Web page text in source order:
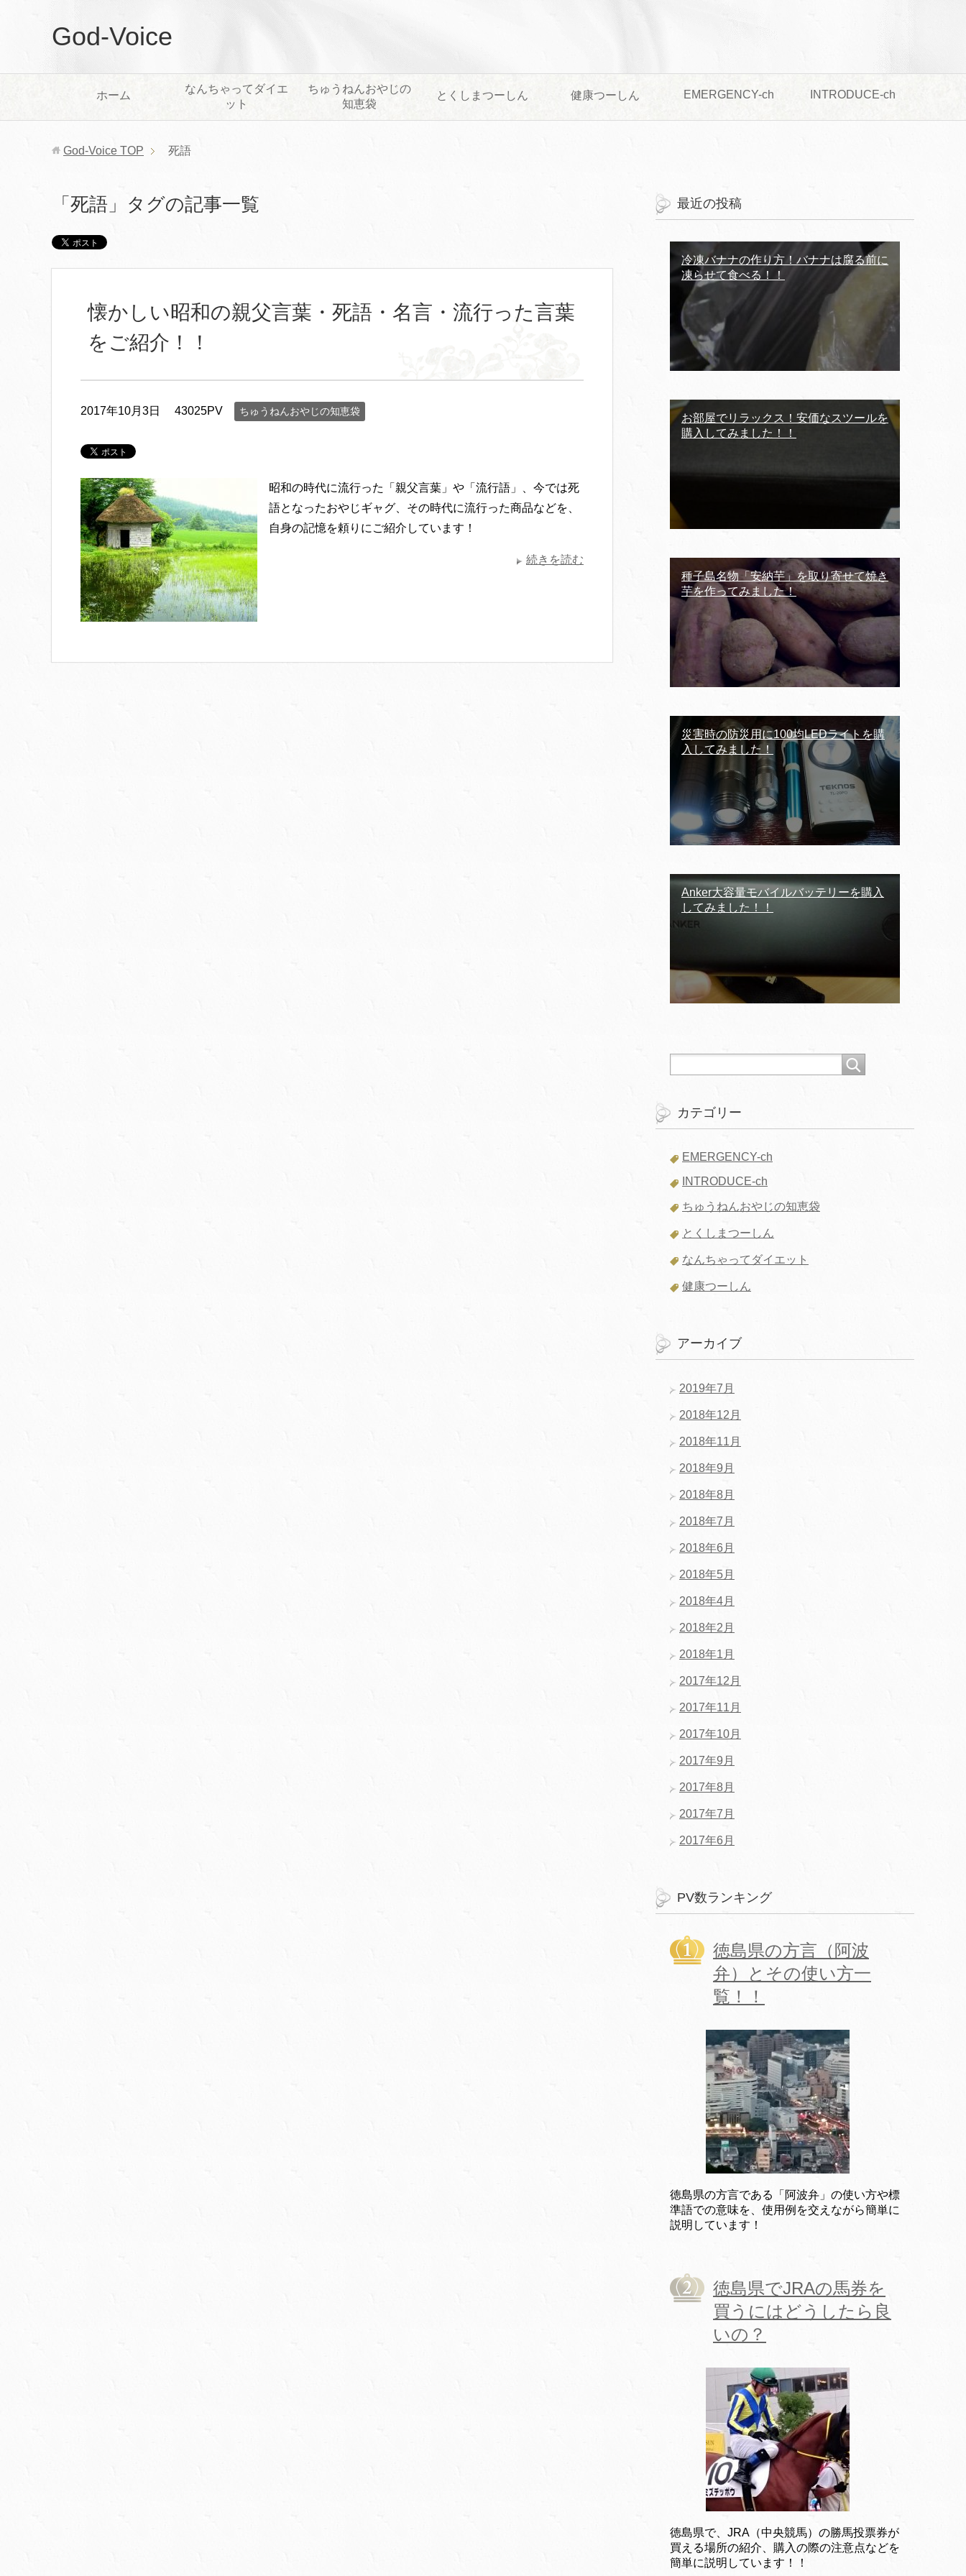
God-Voice
ホーム
なんちゃってダイエ
ット
ちゅうねんおやじの
知恵袋
とくしまつーしん 健康つーしん EMERGENCY-ch INTRODUCE-ch
God-Voice TOP 死語
「死語」タグの記事一覧
懐かしい昭和の親父言葉・死語・名言・流行った言葉
をご紹介！！
2017年10月3日 43025PV ちゅうねんおやじの知恵袋
昭和の時代に流行った「親父言葉」や「流行語」、今では死
語となったおやじギャグ、その時代に流行った商品などを、
自身の記憶を頼りにご紹介しています！
続きを読む
最近の投稿
冷凍バナナの作り方！バナナは腐る前に
凍らせて食べる！！
お部屋でリラックス！安価なスツールを
購入してみました！！
種子島名物「安納芋」を取り寄せて焼き
芋を作ってみました！
災害時の防災用に100均LEDライトを購
入してみました！
Anker大容量モバイルバッテリーを購入
してみました！！
カテゴリー
EMERGENCY-ch
INTRODUCE-ch
ちゅうねんおやじの知恵袋
とくしまつーしん
なんちゃってダイエット
健康つーしん
アーカイブ
2019年7月
2018年12月
2018年11月
2018年9月
2018年8月
2018年7月
2018年6月
2018年5月
2018年4月
2018年2月
2018年1月
2017年12月
2017年11月
2017年10月
2017年9月
2017年8月
2017年7月
2017年6月
PV数ランキング
徳島県の方言（阿波
弁）とその使い方一
覧！！
徳島県の方言である「阿波弁」の使い方や標
準語での意味を、使用例を交えながら簡単に
説明しています！
徳島県でJRAの馬券を
買うにはどうしたら良
いの？
徳島県で、JRA（中央競馬）の勝馬投票券が
買える場所の紹介、購入の際の注意点などを
簡単に説明しています！！